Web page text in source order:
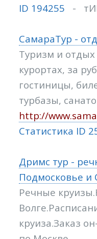
ID 194255 -
СамараТур -
Туризм и отдых
курортах, за
гостиницы,
турбазы,
http://
Статистика ID
Дримс тур -
Подмосковье и
Речные
круиза.Заказ